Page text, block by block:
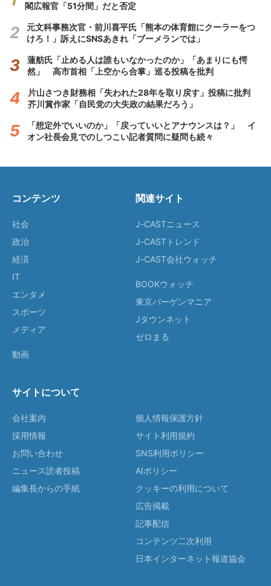
閣広報官「51分間」だと否定
元文科事務次官・前川喜平氏「熊本の体育館にクーラーをつ
けろ！」訴えにSNSあきれ「ブーメランでは」
蓮舫氏「止める人は誰もいなかったのか」「あまりにも愕
然」 高市首相「上空から合掌」巡る投稿を批判
片山さつき財務相「失われた28年を取り戻す」投稿に批判
芥川賞作家「自民党の大失政の結果だろう」
「想定外でいいのか」「戻っていいとアナウンスは？」 イ
オン社長会見でのしつこい記者質問に疑問も続々
コンテンツ
社会
政治
経済
IT
エンタメ
スポーツ
メディア
動画
関連サイト
J-CASTニュース
J-CASTトレンド
J-CAST会社ウォッチ
BOOKウォッチ
東京バーゲンマニア
Jタウンネット
ゼロまる
サイトについて
会社案内
採用情報
お問い合わせ
ニュース読者投稿
編集長からの手紙
個人情報保護方針
サイト利用規約
SNS利用ポリシー
AIポリシー
クッキーの利用について
広告掲載
記事配信
コンテンツ二次利用
日本インターネット報道協会